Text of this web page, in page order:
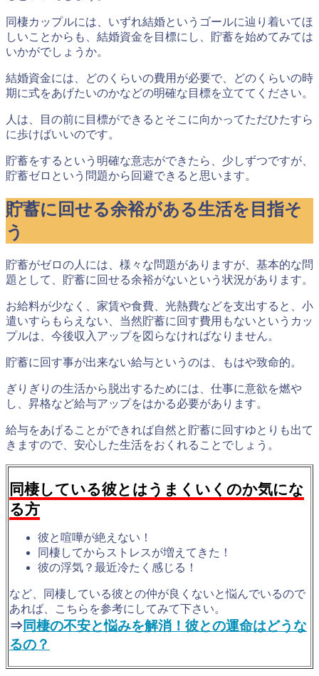
同棲カップルには、いずれ結婚というゴールに辿り着いてほ
しいことからも、結婚資金を目標にし、貯蓄を始めてみては
いかがでしょうか。
結婚資金には、どのくらいの費用が必要で、どのくらいの時
期に式をあげたいのかなどの明確な目標を立ててください。
人は、目の前に目標ができるとそこに向かってただひたすら
に歩けばいいのです。
貯蓄をするという明確な意志ができたら、少しずつですが、
貯蓄ゼロという問題から回避できると思います。
貯蓄に回せる余裕がある生活を目指そ
う
貯蓄がゼロの人には、様々な問題がありますが、基本的な問
題として、貯蓄に回せる余裕がないという状況があります。
お給料が少なく、家賃や食費、光熱費などを支出すると、小
遣いすらもらえない、当然貯蓄に回す費用もないというカッ
プルは、今後収入アップを図らなければなりません。
貯蓄に回す事が出来ない給与というのは、もはや致命的。
ぎりぎりの生活から脱出するためには、 仕事に意欲を燃や
し、昇格など給与アップをはかる必要があります。
給与をあげることができれば自然と貯蓄に回すゆとりも出て
きますので、安心した生活をおくれることでしょう。
同棲している彼とはうまくいくのか気にな
る方
彼と喧嘩が絶えない！
同棲してからストレスが増えてきた！
彼の浮気？最近冷たく感じる！
など、同棲している彼との仲が良くないと悩んでいるので
あれば、こちらを参考にしてみて下さい。
⇒ 同棲の不安と悩みを解消！彼との運命はどうな
るの？